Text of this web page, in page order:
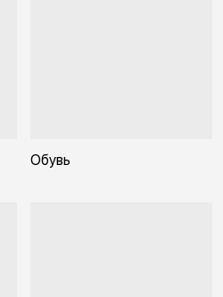
Обувь